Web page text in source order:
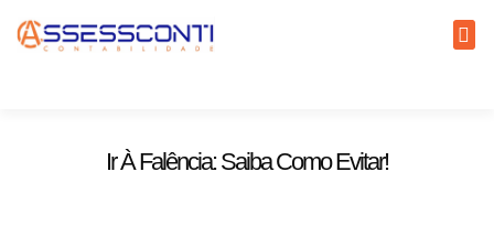
Ir À Falência: Saiba Como Evitar!